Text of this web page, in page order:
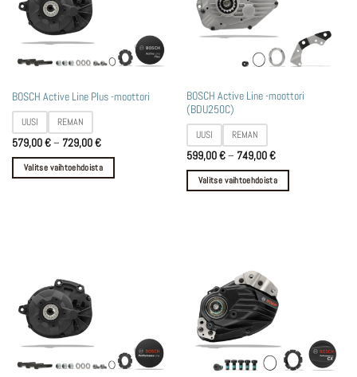
BOSCH Active Line Plus -moottori
UUSI REMAN
579,00€– 729,00€Hintaluokka:
-
729,00 €
Valitse vaihtoehdoista
Tällä
tuotteella
useampi
muunnelma.
Voit
BOSCH Active Line -moottori
(BDU250C)
UUSI REMAN
599,00€– 749,00€Hintaluokka:
-
749,00 €
Valitse vaihtoehdoista
Tällä
tuotteella
on
useampi
muunnelma.
Voit
tehdä